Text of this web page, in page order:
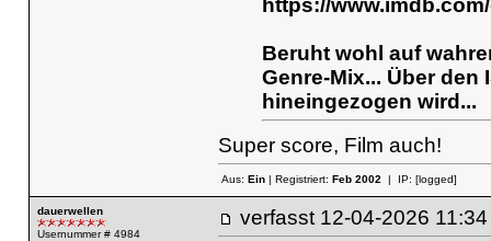
Beruht wohl auf
Genre-Mix... Über
hineingezogen wird...
Super score, Film auch!
Aus: Ein| Registriert: Feb 2002| IP: [logged]
dauerwellen
Usernummer # 4984
verfasst 12-04-2026